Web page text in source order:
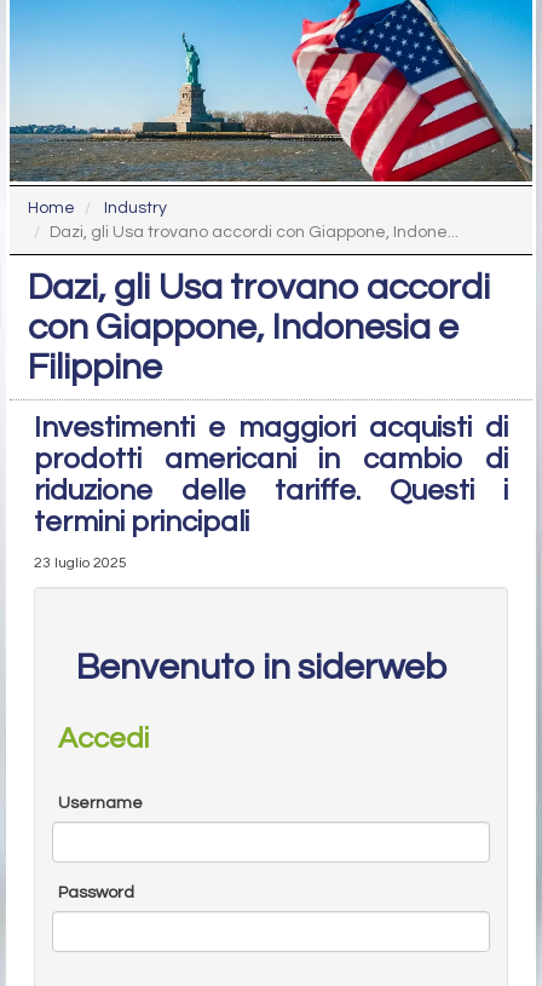
Home
Industry
Dazi, gli Usa trovano accordi con Giappone, Indone...
Dazi, gli Usa trovano accordi
con Giappone, Indonesia e
Filippine
Investimenti e maggiori acquisti di
prodotti americani in cambio di
riduzione delle tariffe. Questi i
termini principali
23 luglio 2025
Benvenuto in siderweb
Accedi
Username
Password